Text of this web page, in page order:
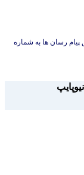
رسان ها به شماره